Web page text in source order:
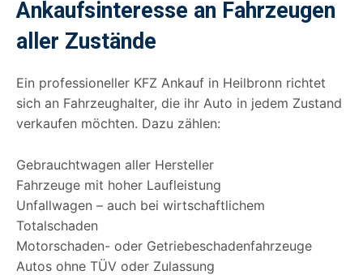
Ankaufsinteresse an Fahrzeugen
aller Zustände
Ein professioneller KFZ Ankauf in Heilbronn richtet
sich an Fahrzeughalter, die ihr Auto in jedem Zustand
verkaufen möchten. Dazu zählen:
Gebrauchtwagen aller Hersteller
Fahrzeuge mit hoher Laufleistung
Unfallwagen – auch bei wirtschaftlichem
Totalschaden
Motorschaden- oder Getriebeschadenfahrzeuge
Autos ohne TÜV oder Zulassung